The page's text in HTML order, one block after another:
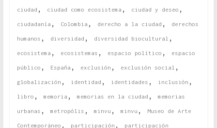
ciudad , ciudad como ecosistema , ciudad y deseo ,
ciudadanía , Colombia , derecho a la ciudad , derechos
humanos , diversidad , diversidad biocultural ,
ecosistema , ecosistemas , espacio político , espacio
público , España , exclusión , exclusión social ,
globalización , identidad , identidades , inclusión ,
libro , memoria , memorias en la ciudad , memorias
urbanas , metropólis , minvu , minvu , Museo de Arte
Contemporáneo , participación , participación